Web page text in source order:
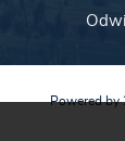
Powered by